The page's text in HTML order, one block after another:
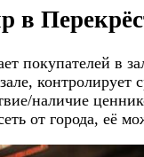
в
покупателей в
контролирует
наличие
от города, её